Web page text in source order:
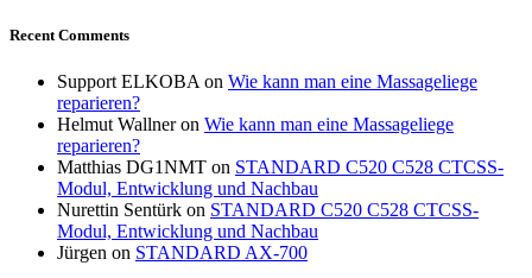
Recent Comments
Support ELKOBA on Wie kann man eine Massageliege
reparieren?
Helmut Wallneron Wie kann man eine Massageliege
reparieren?
Matthias DG1NMT on STANDARD C520 C528 CTCSS-
Modul, Entwicklung und Nachbau
Nurettin Sentürk on STANDARD C520 C528 CTCSS-
Modul, Entwicklung und Nachbau
Jürgen on STANDARD AX-700